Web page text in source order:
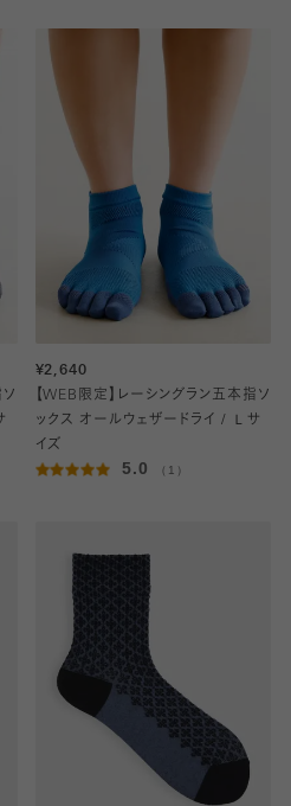
¥2,640
【WEB限定】レーシングラン五本指ソ
ックス オールウェザードライ / Ｌサ
イズ
5.0 （1）